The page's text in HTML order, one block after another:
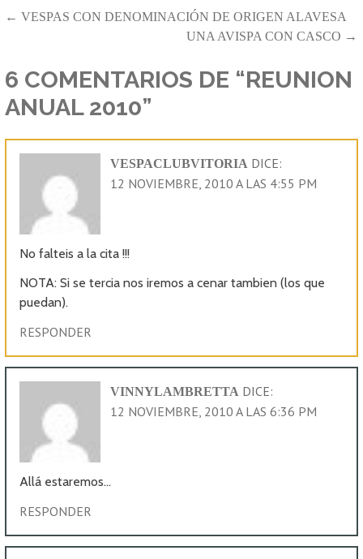
NAVEGACIÓN
ENTRADAS
← VESPAS CON DENOMINACIÓN DE ORIGEN ALAVESA
UNA AVISPA CON CASCO →
6 COMENTARIOS DE “REUNION
ANUAL 2010”
VESPACLUBVITORIA DICE:
12 NOVIEMBRE, 2010 A LAS 4:55 PM
No falteis a la cita !!!
NOTA: Si se tercia nos iremos a cenar tambien (los que
puedan).
RESPONDER
VINNYLAMBRETTA DICE:
12 NOVIEMBRE, 2010 A LAS 6:36 PM
Allá estaremos…
RESPONDER